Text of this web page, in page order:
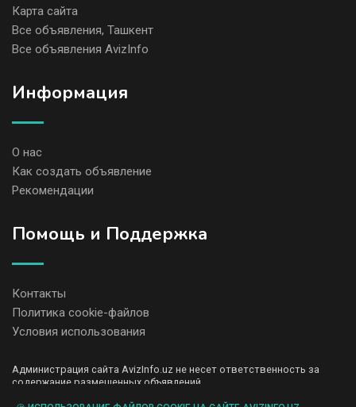
Карта сайта
Все объявления, Ташкент
Все объявления AvizInfo
Информация
О нас
Как создать объявление
Рекомендации
Помощь и Поддержка
Контакты
Политика cookie-файлов
Условия использования
Администрация сайта AvizInfo.uz не несет ответственность за
содержание размещенных объявлений.